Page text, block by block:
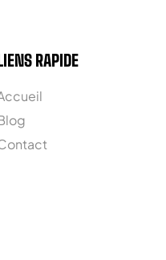
RAPIDE